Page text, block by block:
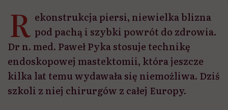
R ekonstrukcja piersi, niewielka blizna
pod pachą i szybki powrót do zdrowia.
Dr n. med. Paweł Pyka stosuje technikę
endoskopowej mastektomii, która jeszcze
kilka lat temu wydawała się niemożliwa. Dziś
szkoli z niej chirurgów z całej Europy.